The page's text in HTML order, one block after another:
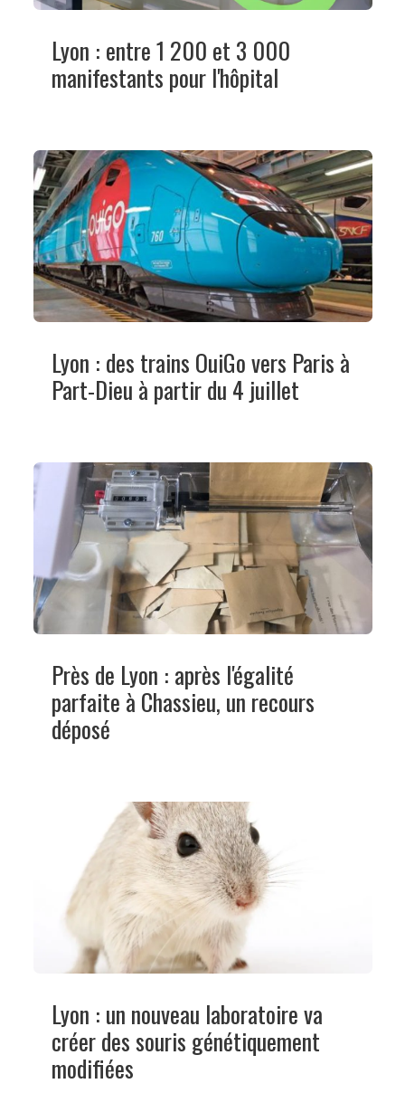
Lyon : entre 1 200 et 3 000
manifestants pour l'hôpital
Lyon : des trains OuiGo vers Paris à
Part-Dieu à partir du 4 juillet
Près de Lyon : après l'égalité
parfaite à Chassieu, un recours
déposé
Lyon : un nouveau laboratoire va
créer des souris génétiquement
modifiées